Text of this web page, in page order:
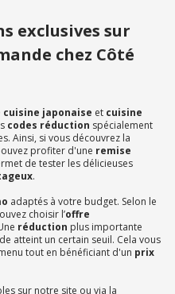
exclusives sur
chez Côté
cuisine japonaise et cuisine
codes réduction spécialement
Ainsi, si vous découvrez la
profiter d'une remise
de tester les délicieuses
.
adaptés à votre budget. Selon le
choisir l’offre
réduction plus importante
atteint un certain seuil. Cela vous
tout en bénéficiant d'un prix
sur notre site ou via la